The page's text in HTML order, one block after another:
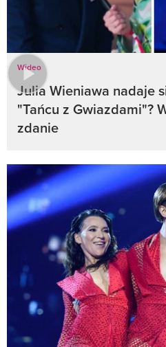
Wideo
Julia Wieniawa nadaje
"Tańcu z Gwiazdami"?
zdanie